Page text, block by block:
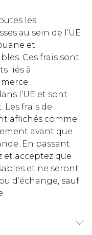
les
au sein de l’UE
et
Ces frais sont
liés à
l’UE et sont
Les frais de
affichés comme
avant que
En passant
et acceptez que
et ne seront
d’échange, sauf